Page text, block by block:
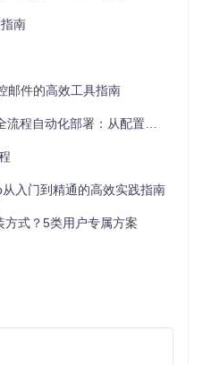
态项目结合使用，以提高开发
件变化并自动运行构建任务。
用于代码质量检查。
证资源利用效率的同时，提高
南
邮件的高效工具指南
化部署：从配置到落地的实践指南
入门到精通的高效实践指南
式？5类用户专属方案